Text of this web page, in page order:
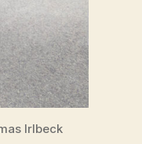
Irlbeck